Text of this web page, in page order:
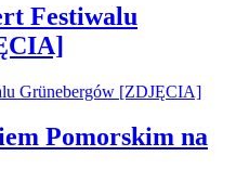
Festiwalu
Pomorskim na